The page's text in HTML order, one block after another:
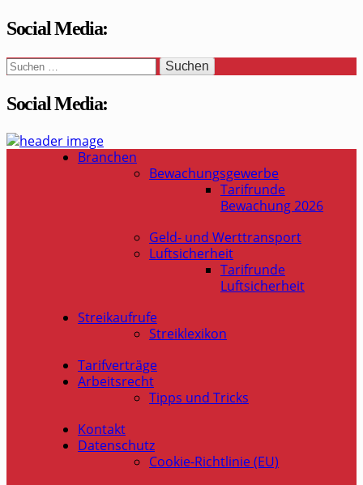
Social Media:
Suchen
nach:
Social Media:
WaSi-Hessen.de
Infoportal Wach- und Sicherheitsbranche in Hessen
Branchen
Bewachungsgewerbe
Tarifrunde
Bewachung 2026
Geld- und Werttransport
Luftsicherheit
Tarifrunde
Luftsicherheit
Streikaufrufe
Streiklexikon
Tarifverträge
Arbeitsrecht
Tipps und Tricks
Kontakt
Datenschutz
Cookie-Richtlinie (EU)